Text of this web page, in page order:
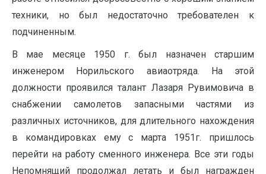
техники, но был недостаточно требователен к
подчиненным.
В мае месяце 1950 г. был назначен старшим
инженером Норильского авиаотряда. На этой
должности проявился талант Лазаря Рувимовича в
снабжении самолетов запасными частями из
различных источников, для длительного нахождения
в командировках ему с марта 1951г. пришлось
перейти на работу сменного инженера. Все эти годы
Непомнящий продолжал летать и был награжден